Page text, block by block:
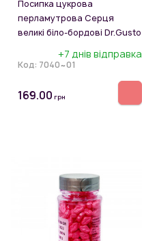
Посипка цукрова
перламутрова Серця
великі біло-бордові Dr.Gusto
+7 днів відправка
Код: 7040~01
169.00 грн